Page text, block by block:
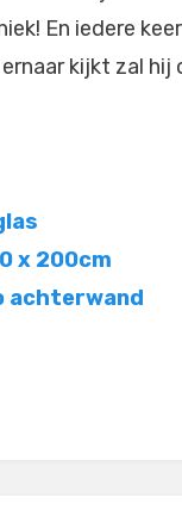
En iedere
kijkt zal hij
x 200cm
achterwand